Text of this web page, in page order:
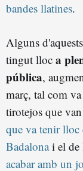
bandes llatines.
Alguns
tingut lloc a
pública,
març, tal com
tirotejos que
que va tenir lloc
Badalonai el de
acabar amb un